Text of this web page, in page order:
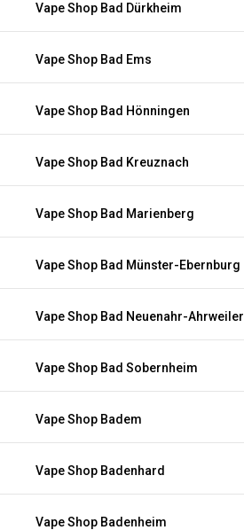
Vape Shop Bad Dürkheim
Vape Shop Bad Ems
Vape Shop Bad Hönningen
Vape Shop Bad Kreuznach
Vape Shop Bad Marienberg
Vape Shop Bad Münster-Ebernburg
Vape Shop Bad Neuenahr-Ahrweiler
Vape Shop Bad Sobernheim
Vape Shop Badem
Vape Shop Badenhard
Vape Shop Badenheim